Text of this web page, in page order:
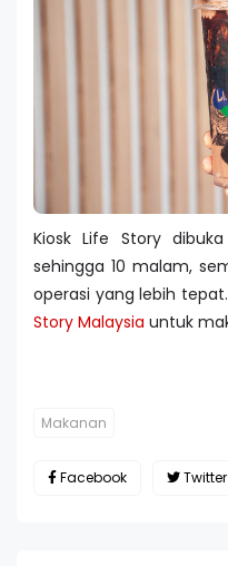
Kiosk Life Story
sehingga 10 malam,
operasi yang lebih
Story Malaysia untuk
Makanan
Facebook Twitter